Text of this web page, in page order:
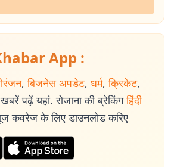
App :
, बिजनेस अपडेट, धर्म, क्रिकेट,
पढ़ें यहां. रोजाना की ब्रेकिंग हिंदी
कवरेज के लिए डाउनलोड करिए